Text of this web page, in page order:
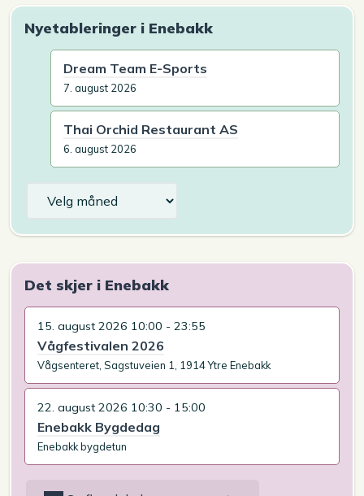
Nyetableringer i Enebakk
Dream Team E-Sports
7. august 2026
Thai Orchid Restaurant AS
6. august 2026
Det skjer i Enebakk
15. august 2026 10:00 - 23:55
Vågfestivalen 2026
Vågsenteret, Sagstuveien 1, 1914 Ytre Enebakk
22. august 2026 10:30 - 15:00
Enebakk Bygdedag
Enebakk bygdetun